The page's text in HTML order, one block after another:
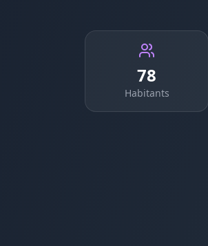
78
Habitants